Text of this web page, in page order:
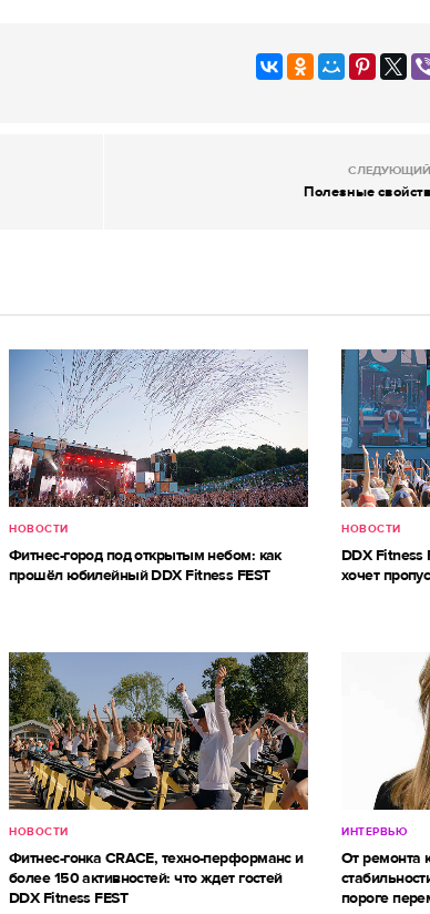
СЛЕДУЮЩИЙ
Полезные
НОВОСТИ
Фитнес-город под открытым небом: как
прошёл юбилейный DDX Fitness FEST
НОВОСТИ
DDX Fitness
хочет
НОВОСТИ
Фитнес-гонка CRACE, техно-перформанс и
более 150 активностей: что ждет гостей
DDX Fitness FEST
ИНТЕРВЬЮ
От ремонта
пороге